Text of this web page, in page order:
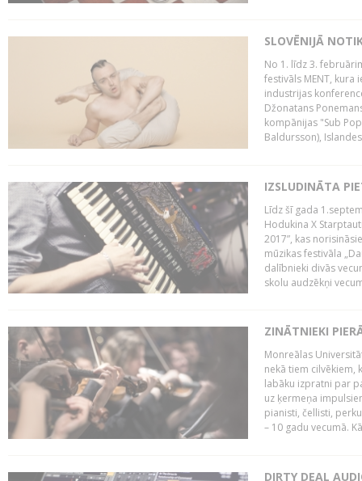
SLOVĒNIJĀ
No 1. līdz 3.
festivāls MENT, kura
industrijas
Džonatans
kompānijas "Sub
Baldursson),
IZSLUDINĀTA
Līdz šī gada
Hodukina X
2017”, kas
mūzikas festivāla
dalībnieki divās
skolu audzēkņi
ZINĀTNIEKI
Monreālas
nekā tiem cilvēkiem,
labāku izpratni par
uz ķermeņa
pianisti, čellisti,
– 10 gadu vecumā.
DIRTY DEAL